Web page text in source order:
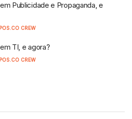
Publicidade e Propaganda, e
CREW
TI, e agora?
CREW